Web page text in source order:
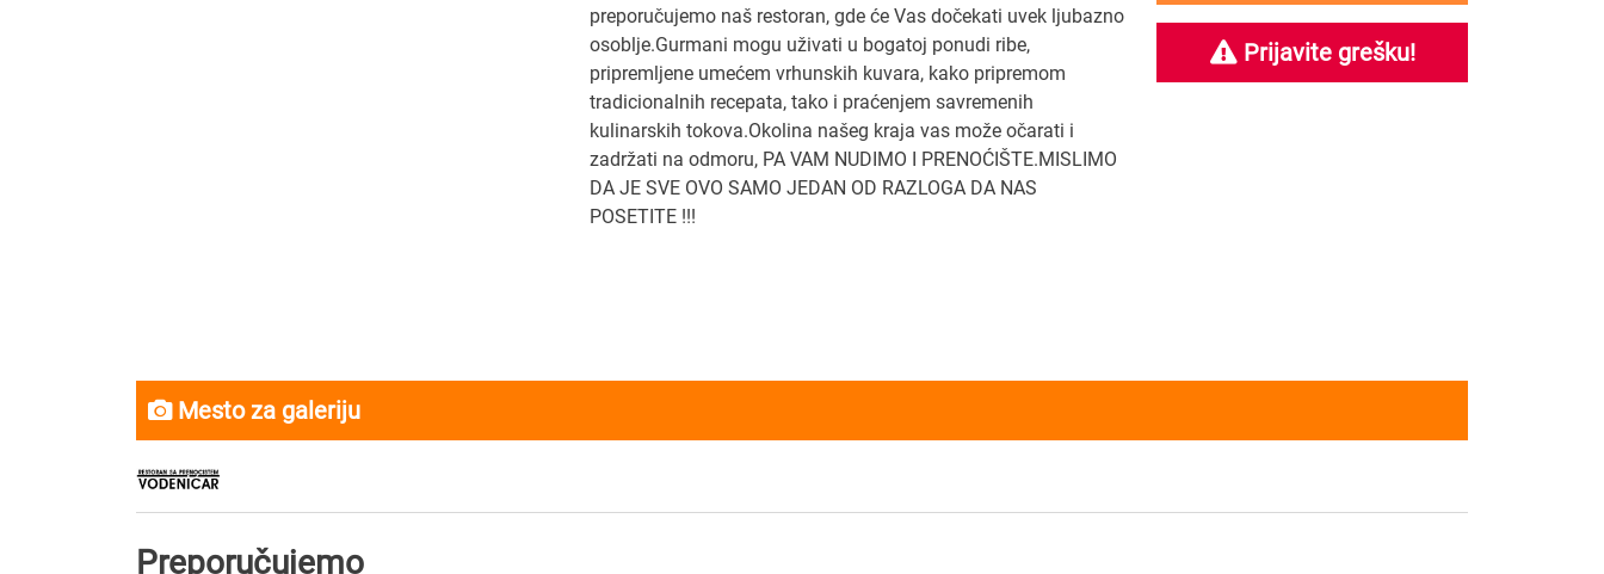
preporučujemo naš restoran, gde će Vas dočekati uvek ljubazno
osoblje.Gurmani mogu uživati u bogatoj ponudi ribe,
pripremljene umećem vrhunskih kuvara, kako pripremom
tradicionalnih recepata, tako i praćenjem savremenih
kulinarskih tokova.Okolina našeg kraja vas može očarati i
zadržati na odmoru, PA VAM NUDIMO I PRENOĆIŠTE.MISLIMO
DA JE SVE OVO SAMO JEDAN OD RAZLOGA DA NAS
POSETITE !!!
Prijavite grešku!
Mesto za galeriju
Preporučujemo